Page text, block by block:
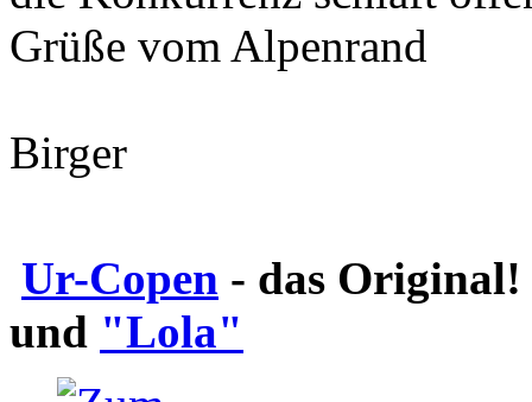
Grüße vom Alpenrand
Birger
Ur-Copen - das Original!
und "Lola"